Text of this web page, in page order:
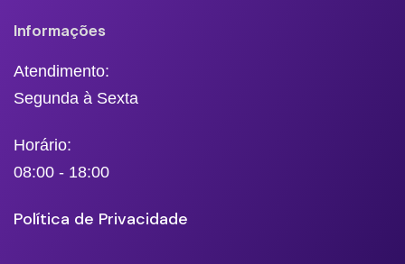
Informações
Atendimento:
Segunda à Sexta
Horário:
08:00 - 18:00
Política de Privacidade